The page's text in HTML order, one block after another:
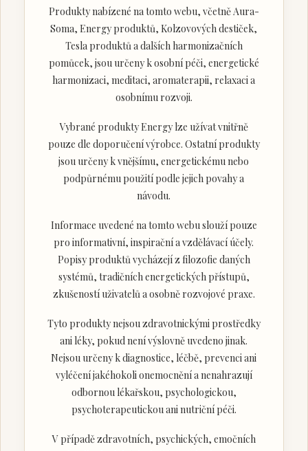
Produkty nabízené na tomto webu, včetně Aura-
Soma, Energy produktů, Kolzovových destiček,
Tesla produktů a dalších harmonizačních
pomůcek, jsou určeny k osobní péči, energetické
harmonizaci, meditaci, aromaterapii, relaxaci a
osobnímu rozvoji.
Vybrané produkty Energy lze užívat vnitřně
pouze dle doporučení výrobce. Ostatní produkty
jsou určeny k vnějšímu, energetickému nebo
podpůrnému použití podle jejich povahy a
návodu.
Informace uvedené na tomto webu slouží pouze
pro informativní, inspirační a vzdělávací účely.
Popisy produktů vycházejí z filozofie daných
systémů, tradičních energetických přístupů,
zkušeností uživatelů a osobně rozvojové praxe.
Tyto produkty nejsou zdravotnickými prostředky
ani léky, pokud není výslovně uvedeno jinak.
Nejsou určeny k diagnostice, léčbě, prevenci ani
vyléčení jakéhokoli onemocnění a nenahrazují
odbornou lékařskou, psychologickou,
psychoterapeutickou ani nutriční péči.
V případě zdravotních, psychických, emočních